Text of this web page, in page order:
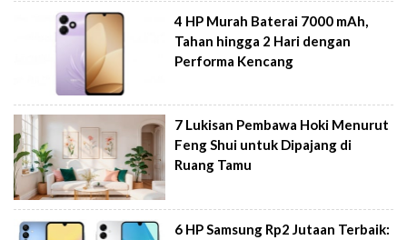
4 HP Murah Baterai 7000 mAh,
Tahan hingga 2 Hari dengan
Performa Kencang
7 Lukisan Pembawa Hoki Menurut
Feng Shui untuk Dipajang di
Ruang Tamu
6 HP Samsung Rp2 Jutaan Terbaik: